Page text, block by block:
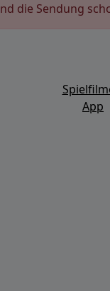
die Sendung
App